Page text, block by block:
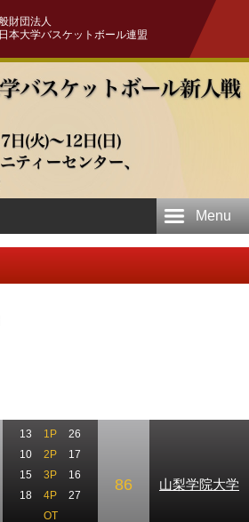
財団法人
本大学バスケットボール連盟
Menu
13 1P
26
10
2P
17
15
3P
16
18
4P
27
OT
86 山梨学院大学